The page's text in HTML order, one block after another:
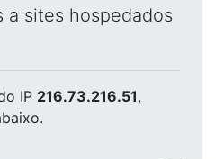
a sites hospedados
IP 216.73.216.51,